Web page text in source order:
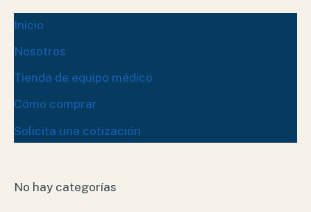
Inicio
Nosotros
Tienda de equipo médico
Cómo comprar
Solicita una cotización
No hay categorías